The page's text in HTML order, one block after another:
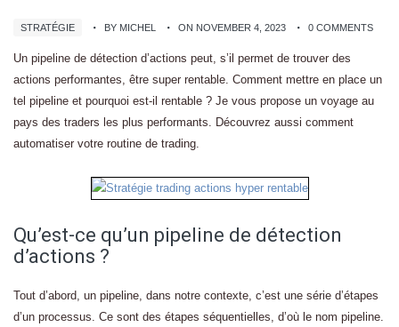
STRATÉGIE BY MICHEL ON NOVEMBER 4, 2023 0 COMMENTS
Un pipeline de détection d’actions peut, s’il permet de trouver des
actions performantes, être super rentable. Comment mettre en place un
tel pipeline et pourquoi est-il rentable ? Je vous propose un voyage au
pays des traders les plus performants. Découvrez aussi comment
automatiser votre routine de trading.
Qu’est-ce qu’un pipeline de détection
d’actions ?
Tout d’abord, un pipeline, dans notre contexte, c’est une série d’étapes
d’un processus. Ce sont des étapes séquentielles, d’où le nom pipeline.